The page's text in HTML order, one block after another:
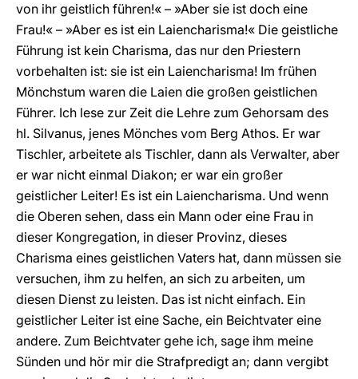
von ihr geistlich führen!« – »Aber sie ist doch eine
Frau!« – »Aber es ist ein Laiencharisma!« Die geistliche
Führung ist kein Charisma, das nur den Priestern
vorbehalten ist: sie ist ein Laiencharisma! Im frühen
Mönchstum waren die Laien die großen geistlichen
Führer. Ich lese zur Zeit die Lehre zum Gehorsam des
hl. Silvanus, jenes Mönches vom Berg Athos. Er war
Tischler, arbeitete als Tischler, dann als Verwalter, aber
er war nicht einmal Diakon; er war ein großer
geistlicher Leiter! Es ist ein Laiencharisma. Und wenn
die Oberen sehen, dass ein Mann oder eine Frau in
dieser Kongregation, in dieser Provinz, dieses
Charisma eines geistlichen Vaters hat, dann müssen sie
versuchen, ihm zu helfen, an sich zu arbeiten, um
diesen Dienst zu leisten. Das ist nicht einfach. Ein
geistlicher Leiter ist eine Sache, ein Beichtvater eine
andere. Zum Beichtvater gehe ich, sage ihm meine
Sünden und hör mir die Strafpredigt an; dann vergibt